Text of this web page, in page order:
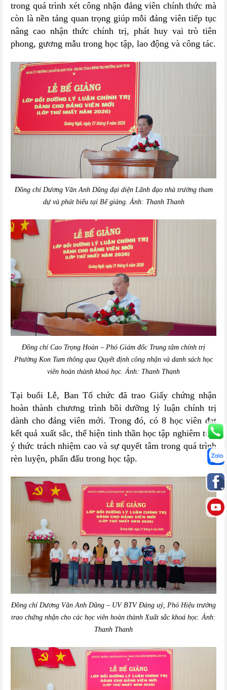
trong quá trình xét công nhận đảng viên chính thức mà
còn là nền tảng quan trọng giúp mỗi đảng viên tiếp tục
nâng cao nhận thức chính trị, phát huy vai trò tiên
phong, gương mẫu trong học tập, lao động và công tác.
Đồng chí Dương Văn Anh Dũng đại diện Lãnh đạo nhà trường tham
dự và phát biểu tại Bế giảng. Ảnh: Thanh Thanh
Đồng chí Cao Trọng Hoàn – Phó Giám đốc Trung tâm chính trị
Phường Kon Tum thông qua Quyết định công nhận và danh sách học
viên hoàn thành khoá học. Ảnh: Thanh Thanh
Tại buổi Lễ, Ban Tổ chức đã trao Giấy chứng nhận
hoàn thành chương trình bồi dưỡng lý luận chính trị
dành cho đảng viên mới. Trong đó, có 8 học viên đạt
kết quả xuất sắc, thể hiện tinh thần học tập nghiêm túc,
ý thức trách nhiệm cao và sự quyết tâm trong quá trình
rèn luyện, phấn đấu trong học tập.
Đồng chí Dương Văn Anh Dũng – UV BTV Đảng uỷ, Phó Hiệu trưởng
trao chứng nhận cho các học viên hoàn thành Xuất sắc khoá học. Ảnh:
Thanh Thanh